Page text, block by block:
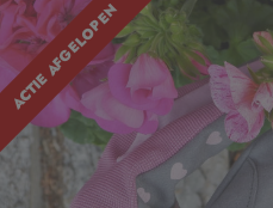
ACTIE AFGELOPEN